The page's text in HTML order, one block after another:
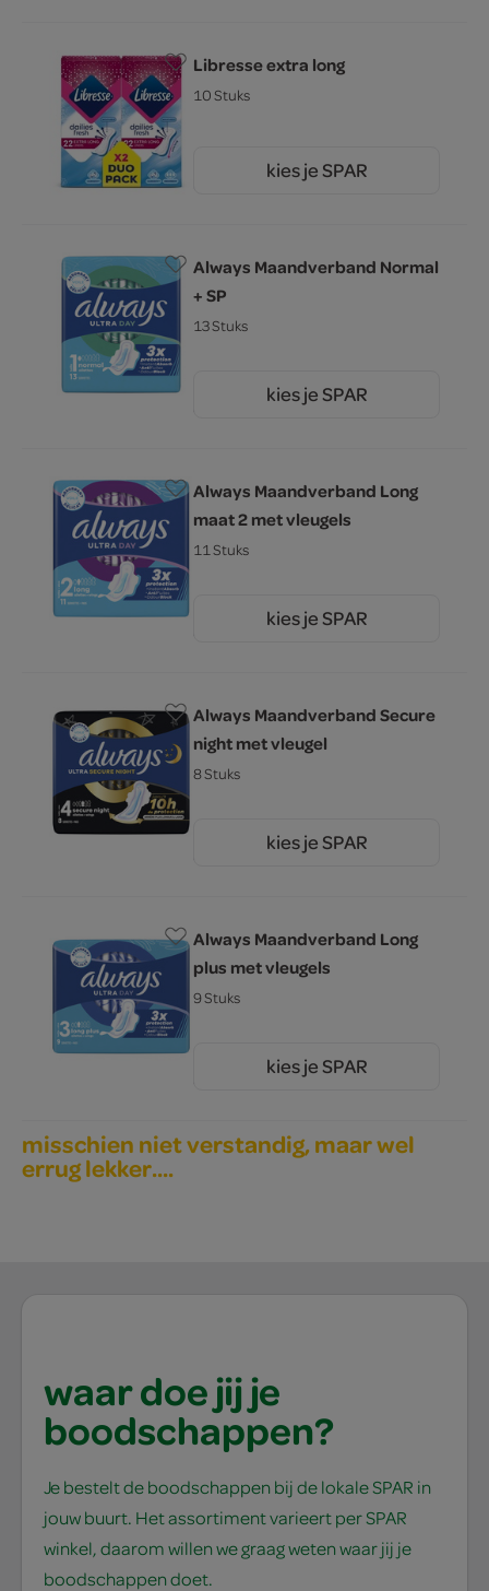
Libresse extra long
10 Stuks
kies je SPAR
Always Maandverband Normal
+ SP
13 Stuks
kies je SPAR
Always Maandverband Long
maat 2 met vleugels
11 Stuks
kies je SPAR
Always Maandverband Secure
night met vleugel
8 Stuks
kies je SPAR
Always Maandverband Long
plus met vleugels
9 Stuks
kies je SPAR
misschien niet verstandig, maar wel
errug lekker....
waar doe jij je
boodschappen?
Je bestelt de boodschappen bij de lokale SPAR in
jouw buurt. Het assortiment varieert per SPAR
winkel, daarom willen we graag weten waar jij je
boodschappen doet.